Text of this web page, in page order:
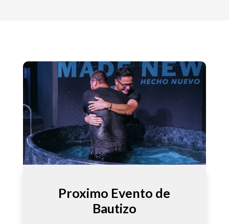
Proximo Evento de
Bautizo